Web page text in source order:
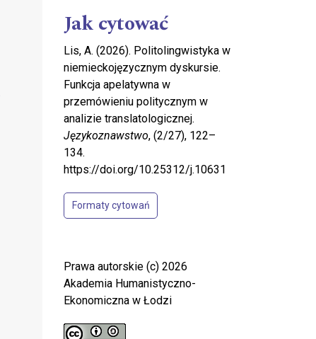
Jak cytować
Lis, A. (2026). Politolingwistyka w
niemieckojęzycznym dyskursie.
Funkcja apelatywna w
przemówieniu politycznym w
analizie translatologicznej.
Językoznawstwo, (2/27), 122–
134.
https://doi.org/10.25312/j.10631
Formaty cytowań
Prawa autorskie (c) 2026
Akademia Humanistyczno-
Ekonomiczna w Łodzi